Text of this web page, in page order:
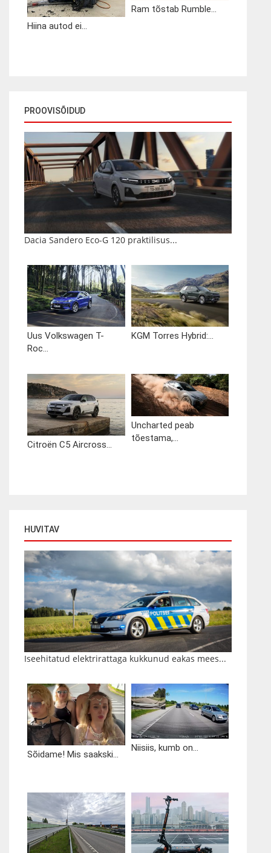
Hiina autod ei...
Ram tõstab Rumble...
PROOVISÕIDUD
Dacia Sandero Eco-G 120 praktilisus...
Uus Volkswagen T-
Roc...
KGM Torres Hybrid:...
Citroën C5 Aircross...
Uncharted peab
tõestama,...
HUVITAV
Iseehitatud elektrirattaga kukkunud eakas mees...
Sõidame! Mis saakski...
Niisiis, kumb on...